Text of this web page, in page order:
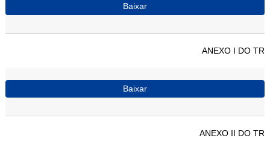
Baixar
ANEXO I DO TR
Baixar
ANEXO II DO TR